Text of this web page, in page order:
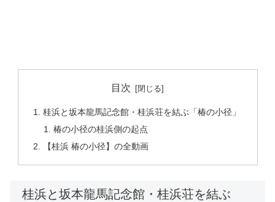
目次
桂浜と坂本龍馬記念館・桂浜荘を結ぶ「椿の小径」
椿の小径の桂浜側の起点
【桂浜 椿の小径】の全動画
桂浜と坂本龍馬記念館・桂浜荘を結ぶ